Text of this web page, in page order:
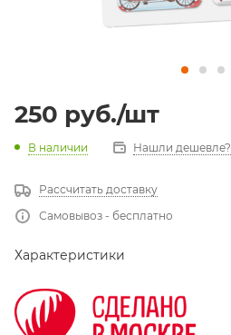
250 руб./шт
В наличии Нашли дешевле?
Рассчитать доставку
Самовывоз - бесплатно
Характеристики